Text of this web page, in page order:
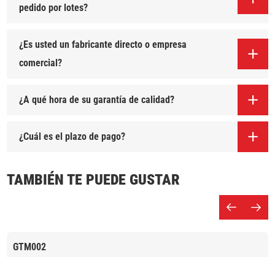
pedido por lotes?
¿Es usted un fabricante directo o empresa
comercial?
¿A qué hora de su garantía de calidad?
¿Cuál es el plazo de pago?
TAMBIÉN TE PUEDE GUSTAR
GTM002